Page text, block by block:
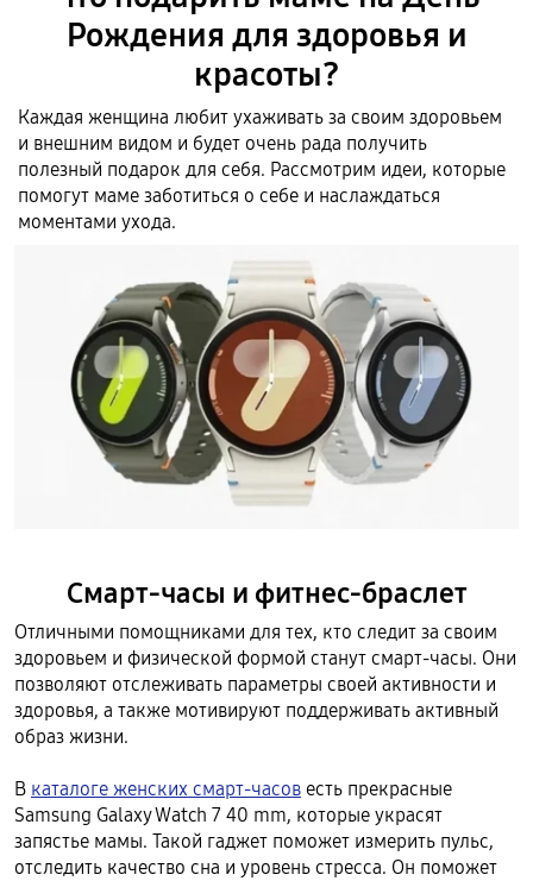
Рождения для здоровья и
красоты?
Каждая женщина любит ухаживать за своим здоровьем
и внешним видом и будет очень рада получить
полезный подарок для себя. Рассмотрим идеи, которые
помогут маме заботиться о себе и наслаждаться
моментами ухода.
Смарт-часы и фитнес-браслет
Отличными помощниками для тех, кто следит за своим
здоровьем и физической формой станут смарт-часы. Они
позволяют отслеживать параметры своей активности и
здоровья, а также мотивируют поддерживать активный
образ жизни.
В каталоге женских смарт-часов есть прекрасные
Samsung Galaxy Watch 7 40 mm, которые украсят
запястье мамы. Такой гаджет поможет измерить пульс,
отследить качество сна и уровень стресса. Он поможет